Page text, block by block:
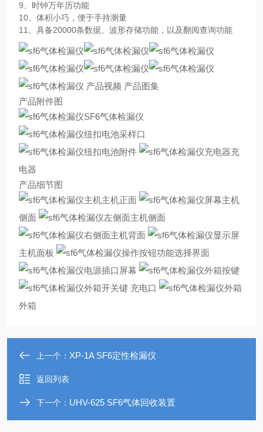
9、时钟万年历功能
10、体积小巧，便于手持测量
11、具备20000条数据、波形存储功能，以及翻阅查询功能
产品视频 产品图集
产品附件图
SF6气体检漏仪
采样口
附件
充
电器
产品细节图
主机正面
主机
侧面
主机侧面
主机背面
主机面板
功能选择界面
屏幕
按键
开关键 充电口
外箱
上一个： XP-1A SF6定性检漏仪
返回列表
下一个： UHV-625 SF6气体回收装置